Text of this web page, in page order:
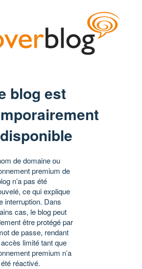
blog est
de domaine ou
premium de
n’a pas été
ce qui explique
interruption. Dans
cas, le blog peut
être protégé par
de passe, rendant
limité tant que
premium n’a
réactivé.